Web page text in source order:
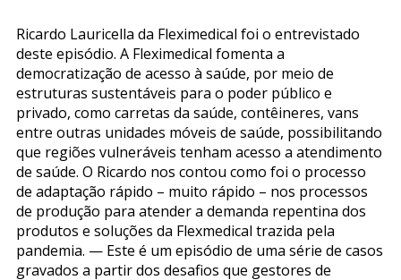
Ricardo Lauricella da Fleximedical foi o entrevistado
deste episódio. A Fleximedical fomenta a
democratização de acesso à saúde, por meio de
estruturas sustentáveis para o poder público e
privado, como carretas da saúde, contêineres, vans
entre outras unidades móveis de saúde, possibilitando
que regiões vulneráveis tenham acesso a atendimento
de saúde. O Ricardo nos contou como foi o processo
de adaptação rápido – muito rápido – nos processos
de produção para atender a demanda repentina dos
produtos e soluções da Flexmedical trazida pela
pandemia. — Este é um episódio de uma série de casos
gravados a partir dos desafios que gestores de